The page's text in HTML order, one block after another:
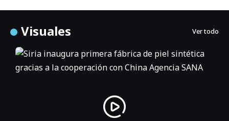
Visuales Ver todo